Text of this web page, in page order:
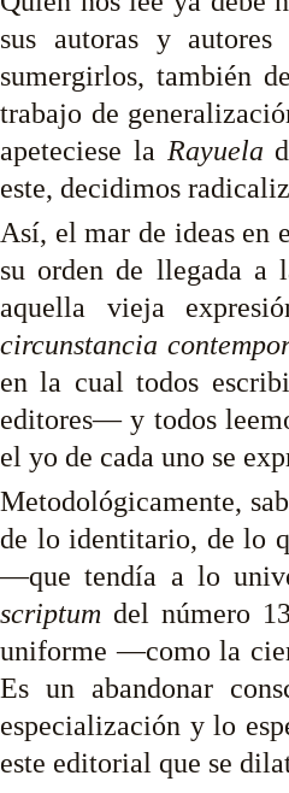
sus autoras y
sumergirlos, también
trabajo de
apeteciese la Rayuela
este, decidimos
Así, el mar de ideas en
su orden de llegada a
aquella vieja
circunstancia
en la cual todos
editores— y todos
el yo de cada uno se
Metodológicamente,
de lo identitario, de lo
—que tendía a lo
scriptum del número
uniforme —como la
Es un abandonar
especialización y lo
este editorial que se